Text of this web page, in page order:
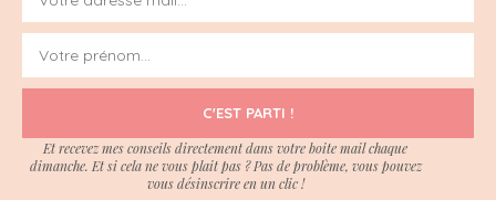
C'EST PARTI !
Et recevez mes conseils directement dans votre boite mail chaque
dimanche. Et si cela ne vous plait pas ? Pas de problème, vous pouvez
vous désinscrire en un clic !